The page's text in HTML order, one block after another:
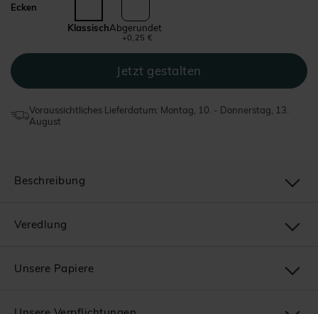
Ecken
KlassischAbgerundet
+0,25 €
Voraussichtliches Lieferdatum: Montag, 10. - Donnerstag, 13.
August
Beschreibung
Veredlung
Unsere Papiere